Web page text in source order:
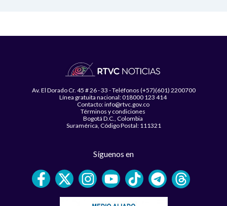
Av. El Dorado Cr. 45 # 26 - 33 - Teléfonos (+57)(601) 2200700
Línea gratuita nacional: 018000 123 414
Contacto: info@rtvc.gov.co
Términos y condiciones
Bogotá D.C., Colombia
Suramérica, Código Postal: 111321
Síguenos en